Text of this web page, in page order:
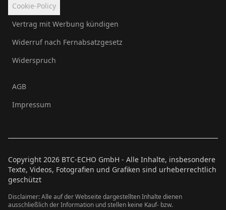
Cookie-Policy
Vertrag mit Werbung kündigen
Widerruf nach Fernabsatzgesetz
Widerspruch
AGB
Impressum
Copyright 2026 BTC-ECHO GmbH - Alle Inhalte, insbesondere
Texte, Videos, Fotografien und Grafiken sind urheberrechtlich
geschützt
Disclaimer: Alle auf der Webseite dargestellten Inhalte dienen
ausschließlich der Information und stellen keine Kauf- bzw.